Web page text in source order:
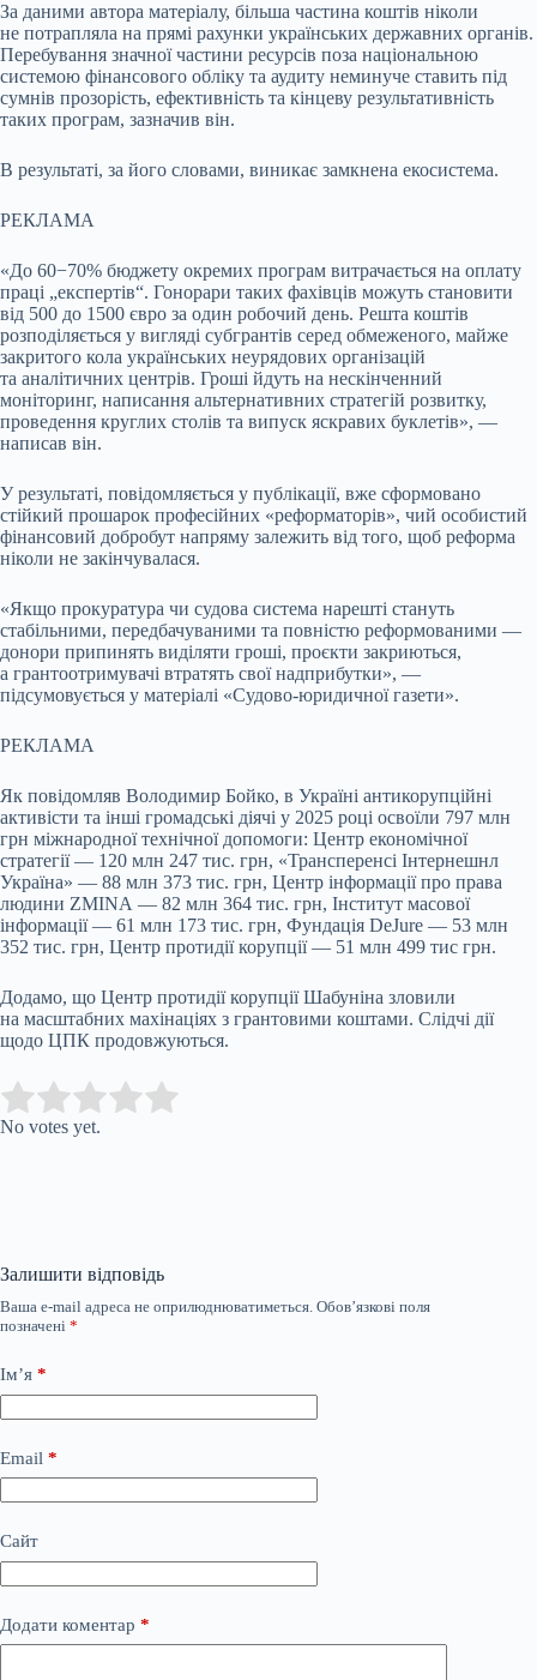
За даними автора матеріалу, більша частина коштів ніколи
не потрапляла на прямі рахунки українських державних органів.
Перебування значної частини ресурсів поза національною
системою фінансового обліку та аудиту неминуче ставить під
сумнів прозорість, ефективність та кінцеву результативність
таких програм, зазначив він.
В результаті, за його словами, виникає замкнена екосистема.
РЕКЛАМА
«До 60−70% бюджету окремих програм витрачається на оплату
праці „експертів“. Гонорари таких фахівців можуть становити
від 500 до 1500 євро за один робочий день. Решта коштів
розподіляється у вигляді субгрантів серед обмеженого, майже
закритого кола українських неурядових організацій
та аналітичних центрів. Гроші йдуть на нескінченний
моніторинг, написання альтернативних стратегій розвитку,
проведення круглих столів та випуск яскравих буклетів», —
написав він.
У результаті, повідомляється у публікації, вже сформовано
стійкий прошарок професійних «реформаторів», чий особистий
фінансовий добробут напряму залежить від того, щоб реформа
ніколи не закінчувалася.
«Якщо прокуратура чи судова система нарешті стануть
стабільними, передбачуваними та повністю реформованими —
донори припинять виділяти гроші, проєкти закриються,
а грантоотримувачі втратять свої надприбутки», —
підсумовується у матеріалі «Судово-юридичної газети».
РЕКЛАМА
Як повідомляв Володимир Бойко, в Україні антикорупційні
активісти та інші громадські діячі у 2025 році освоїли 797 млн
грн міжнародної технічної допомоги: Центр економічної
стратегії — 120 млн 247 тис. грн, «Трансперенсі Інтернешнл
Україна» — 88 млн 373 тис. грн, Центр інформації про права
людини ZMINA — 82 млн 364 тис. грн, Інститут масової
інформації — 61 млн 173 тис. грн, Фундація DeJure — 53 млн
352 тис. грн, Центр протидії корупції — 51 млн 499 тис грн.
Додамо, що Центр протидії корупції Шабуніна зловили
на масштабних махінаціях з грантовими коштами. Слідчі дії
щодо ЦПК продовжуються.
Rate this item:
No votes yet.
Залишити відповідь
Ваша e-mail адреса не оприлюднюватиметься. Обов’язкові поля
позначені *
Ім’я *
Email *
Сайт
Додати коментар *